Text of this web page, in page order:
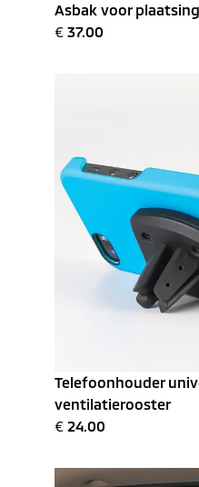
Asbak voor
€ 37.00
Telefoonhouder
ventilatierooster
€ 24.00